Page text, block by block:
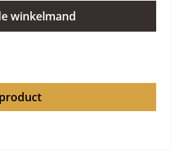
in of gebruik de knoppen
winkelmand